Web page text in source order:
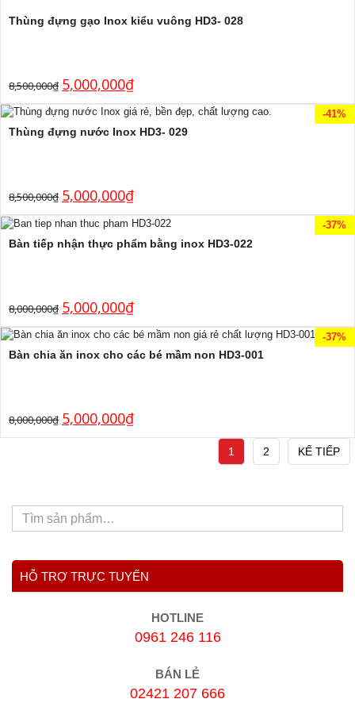
Thùng đựng gạo Inox kiểu vuông HD3- 028
8,500,000₫ 5,000,000₫
-41%
Thùng đựng nước Inox HD3- 029
8,500,000₫ 5,000,000₫
-37%
Bàn tiếp nhận thực phẩm bằng inox HD3-022
8,000,000₫ 5,000,000₫
-37%
Bàn chia ăn inox cho các bé mầm non HD3-001
8,000,000₫ 5,000,000₫
1 2 KẾ TIẾP
HỖ TRỢ TRỰC TUYẾN
HOTLINE
0961 246 116
BÁN LẺ
02421 207 666